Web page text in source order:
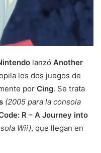
lanzó Another
los dos juegos de
por Cing. Se trata
(2005 para la consola
R – A Journey into
Wii), que llegan en